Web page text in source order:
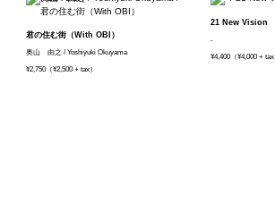
君の住む街（With OBI）
奥山 由之 / Yoshiyuki Okuyama
¥2,750（¥2,500 + tax）
21 New Vision
-
¥4,400（¥4,000 + tax